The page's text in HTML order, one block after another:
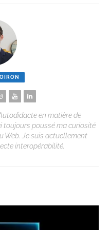
en matière de
toujours poussé ma curiosité
Web. Je suis actuellement
interopérabilité.